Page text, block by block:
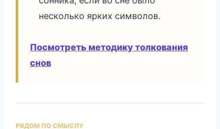
несколько ярких символов.
Посмотреть методику толкования
снов
РЯДОМ ПО СМЫСЛУ